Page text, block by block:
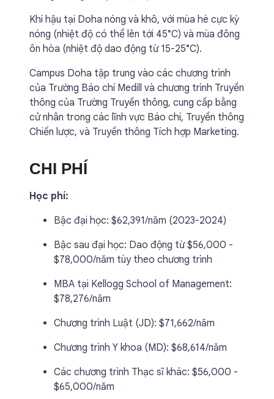
Khí hậu tại Doha nóng và khô, với mùa hè cực kỳ
nóng (nhiệt độ có thể lên tới 45°C) và mùa đông
ôn hòa (nhiệt độ dao động từ 15-25°C).
Campus Doha tập trung vào các chương trình
của Trường Báo chí Medill và chương trình Truyền
thông của Trường Truyền thông, cung cấp bằng
cử nhân trong các lĩnh vực Báo chí, Truyền thông
Chiến lược, và Truyền thông Tích hợp Marketing.
CHI PHÍ
Học phí:
Bậc đại học: $62,391/năm (2023-2024)
Bậc sau đại học: Dao động từ $56,000 -
$78,000/năm tùy theo chương trình
MBA tại Kellogg School of Management:
$78,276/năm
Chương trình Luật (JD): $71,662/năm
Chương trình Y khoa (MD): $68,614/năm
Các chương trình Thạc sĩ khác: $56,000 -
$65,000/năm